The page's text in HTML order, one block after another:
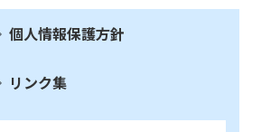
個人情報保護方針
リンク集